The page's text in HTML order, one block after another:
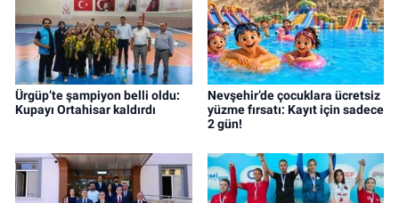
Ürgüp’te şampiyon belli oldu:
Kupayı Ortahisar kaldırdı
Nevşehir’de çocuklara ücretsiz
yüzme fırsatı: Kayıt için sadece
2 gün!